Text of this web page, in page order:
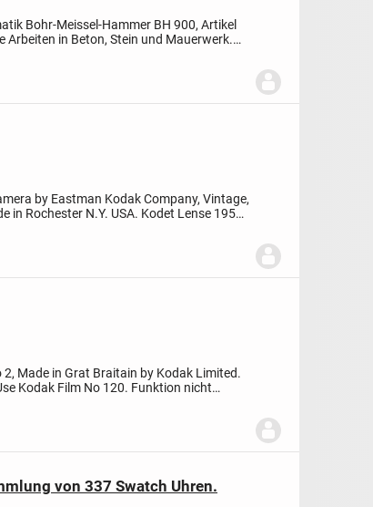
Bohr-Meissel-Hammer BH 900, Artikel
Arbeiten in Beton, Stein und Mauerwerk.
Handgriff....
by Eastman Kodak Company, Vintage,
in Rochester N.Y. USA. Kodet Lense 1950
Made in Grat Braitain by Kodak Limited.
Kodak Film No 120. Funktion nicht
von 337 Swatch Uhren.